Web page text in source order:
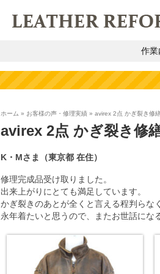
作業
ホーム » お客様の声・修理実績 » avirex 2点 かぎ裂き修
avirex 2点 かぎ裂き修
K・Mさま（東京都 在住）
修理完成品受け取りました。
出来上がりにとても満足しています。
かぎ裂きのあとが全くと言える程判らな
永年着たいと思うので、またお世話に